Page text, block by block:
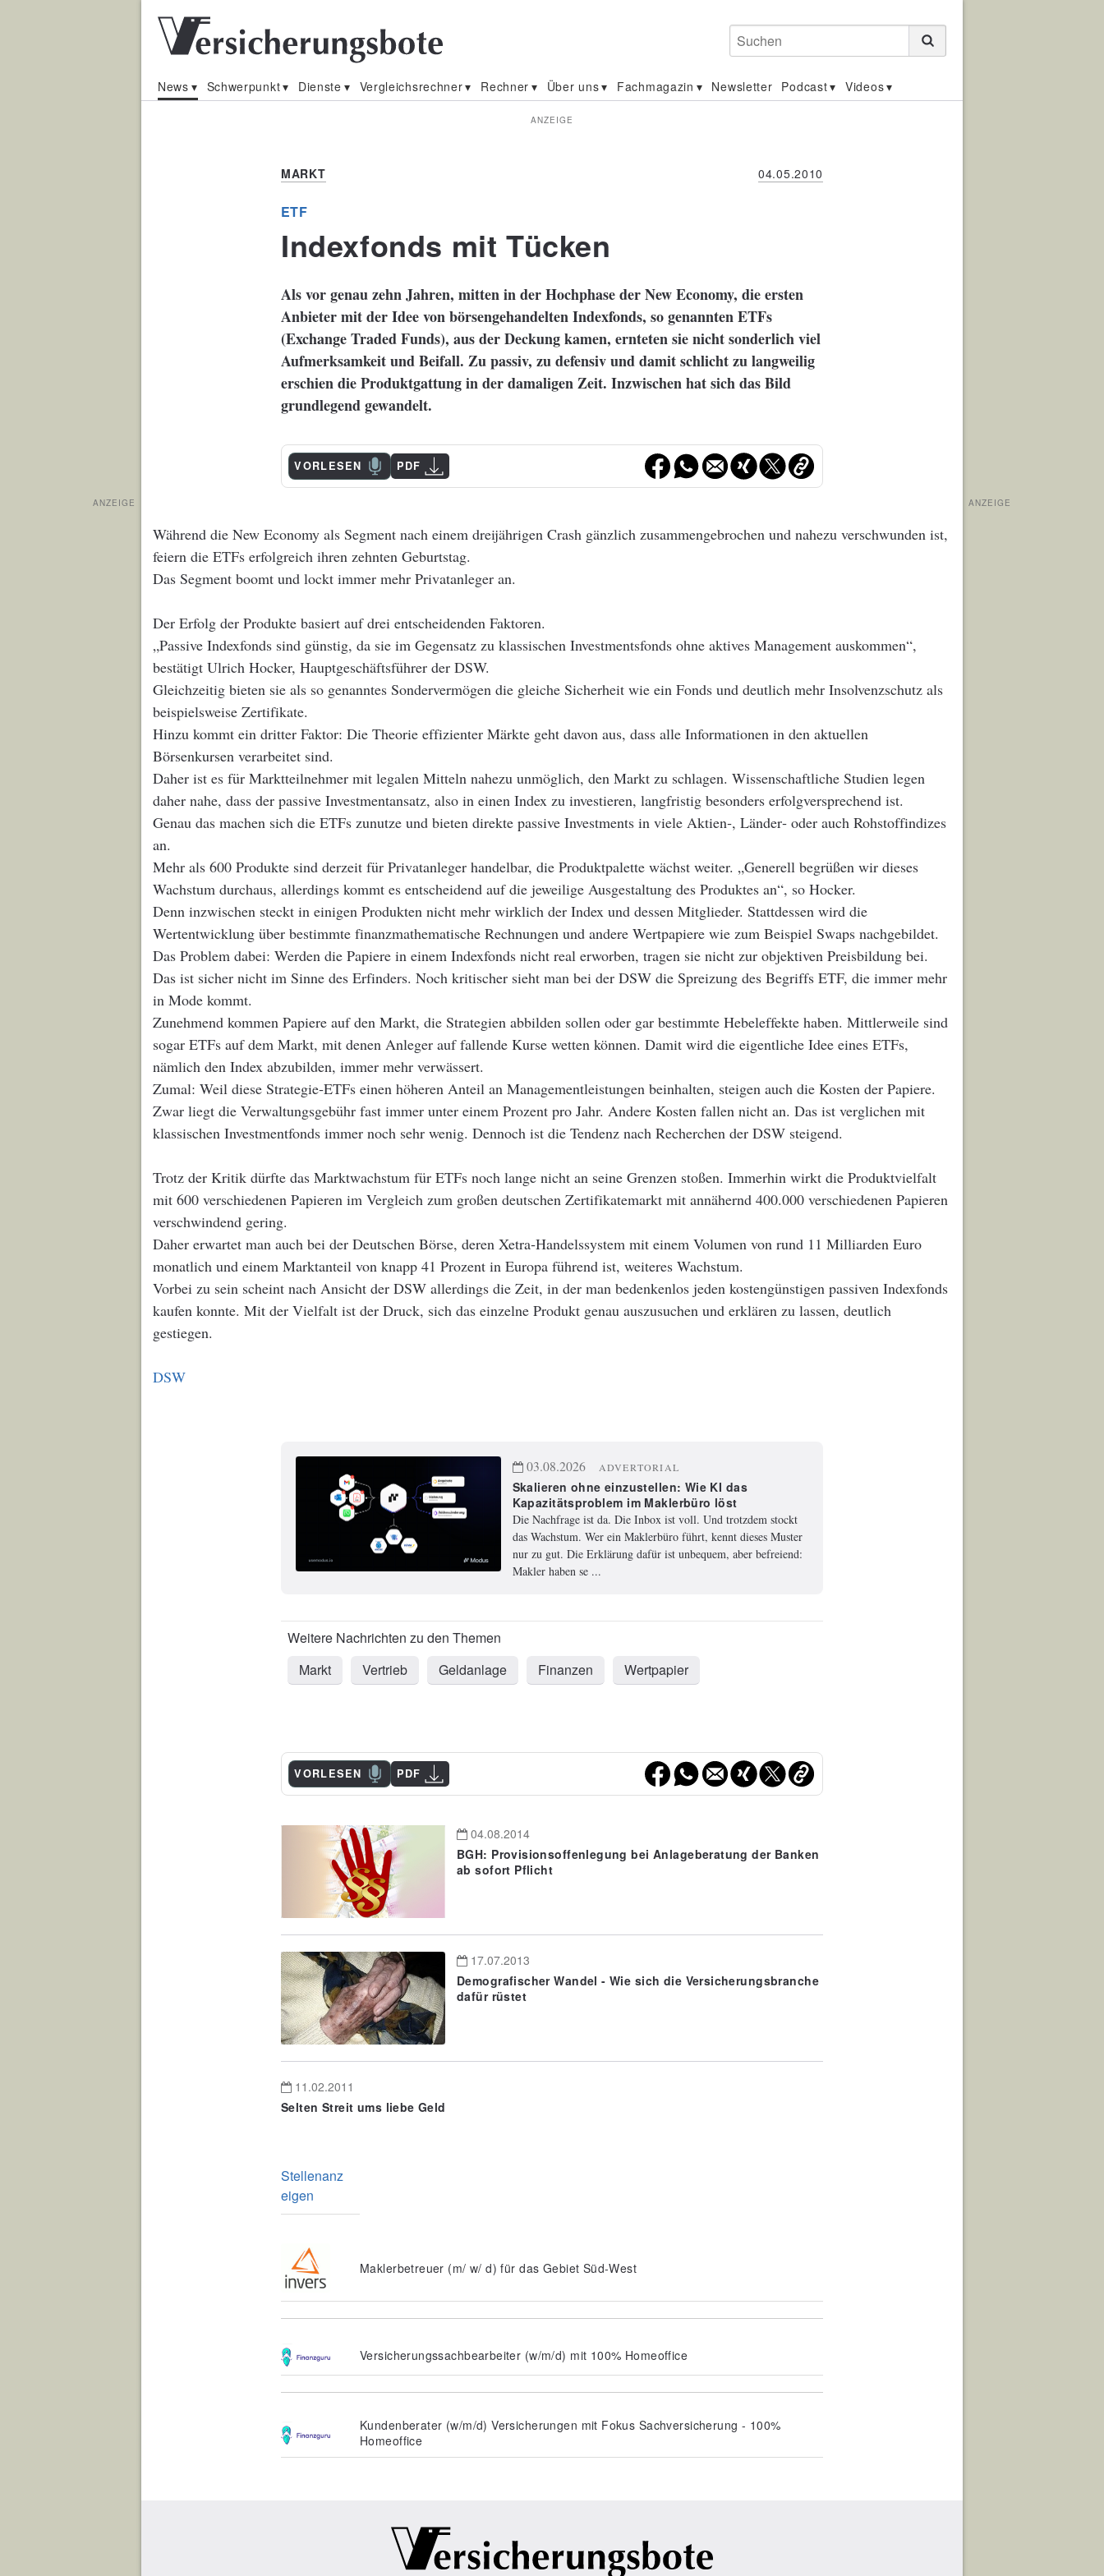
Suchen
News Schwerpunkt Dienste Vergleichsrechner Rechner Über uns Fachmagazin Newsletter Podcast Videos
ANZEIGE
MARKT 04.05.2010
ETF
Indexfonds mit Tücken
Als vor genau zehn Jahren, mitten in der Hochphase der New Economy, die ersten
Anbieter mit der Idee von börsengehandelten Indexfonds, so genannten ETFs
(Exchange Traded Funds), aus der Deckung kamen, ernteten sie nicht sonderlich viel
Aufmerksamkeit und Beifall. Zu passiv, zu defensiv und damit schlicht zu langweilig
erschien die Produktgattung in der damaligen Zeit. Inzwischen hat sich das Bild
grundlegend gewandelt.
VORLESEN PDF
Während die New Economy als Segment nach einem dreijährigen Crash gänzlich zusammengebrochen und nahezu verschwunden ist,
feiern die ETFs erfolgreich ihren zehnten Geburtstag.
Das Segment boomt und lockt immer mehr Privatanleger an.
Der Erfolg der Produkte basiert auf drei entscheidenden Faktoren.
„Passive Indexfonds sind günstig, da sie im Gegensatz zu klassischen Investmentsfonds ohne aktives Management auskommen“,
bestätigt Ulrich Hocker, Hauptgeschäftsführer der DSW.
Gleichzeitig bieten sie als so genanntes Sondervermögen die gleiche Sicherheit wie ein Fonds und deutlich mehr Insolvenzschutz als
beispielsweise Zertifikate.
Hinzu kommt ein dritter Faktor: Die Theorie effizienter Märkte geht davon aus, dass alle Informationen in den aktuellen
Börsenkursen verarbeitet sind.
Daher ist es für Marktteilnehmer mit legalen Mitteln nahezu unmöglich, den Markt zu schlagen. Wissenschaftliche Studien legen
daher nahe, dass der passive Investmentansatz, also in einen Index zu investieren, langfristig besonders erfolgversprechend ist.
Genau das machen sich die ETFs zunutze und bieten direkte passive Investments in viele Aktien‐, Länder‐ oder auch Rohstoffindizes
an.
Mehr als 600 Produkte sind derzeit für Privatanleger handelbar, die Produktpalette wächst weiter. „Generell begrüßen wir dieses
Wachstum durchaus, allerdings kommt es entscheidend auf die jeweilige Ausgestaltung des Produktes an“, so Hocker.
Denn inzwischen steckt in einigen Produkten nicht mehr wirklich der Index und dessen Mitglieder. Stattdessen wird die
Wertentwicklung über bestimmte finanzmathematische Rechnungen und andere Wertpapiere wie zum Beispiel Swaps nachgebildet.
Das Problem dabei: Werden die Papiere in einem Indexfonds nicht real erworben, tragen sie nicht zur objektiven Preisbildung bei.
Das ist sicher nicht im Sinne des Erfinders. Noch kritischer sieht man bei der DSW die Spreizung des Begriffs ETF, die immer mehr
in Mode kommt.
Zunehmend kommen Papiere auf den Markt, die Strategien abbilden sollen oder gar bestimmte Hebeleffekte haben. Mittlerweile sind
sogar ETFs auf dem Markt, mit denen Anleger auf fallende Kurse wetten können. Damit wird die eigentliche Idee eines ETFs,
nämlich den Index abzubilden, immer mehr verwässert.
Zumal: Weil diese Strategie‐ETFs einen höheren Anteil an Managementleistungen beinhalten, steigen auch die Kosten der Papiere.
Zwar liegt die Verwaltungsgebühr fast immer unter einem Prozent pro Jahr. Andere Kosten fallen nicht an. Das ist verglichen mit
klassischen Investmentfonds immer noch sehr wenig. Dennoch ist die Tendenz nach Recherchen der DSW steigend.
Trotz der Kritik dürfte das Marktwachstum für ETFs noch lange nicht an seine Grenzen stoßen. Immerhin wirkt die Produktvielfalt
mit 600 verschiedenen Papieren im Vergleich zum großen deutschen Zertifikatemarkt mit annähernd 400.000 verschiedenen Papieren
verschwindend gering.
Daher erwartet man auch bei der Deutschen Börse, deren Xetra‐Handelssystem mit einem Volumen von rund 11 Milliarden Euro
monatlich und einem Marktanteil von knapp 41 Prozent in Europa führend ist, weiteres Wachstum.
Vorbei zu sein scheint nach Ansicht der DSW allerdings die Zeit, in der man bedenkenlos jeden kostengünstigen passiven Indexfonds
kaufen konnte. Mit der Vielfalt ist der Druck, sich das einzelne Produkt genau auszusuchen und erklären zu lassen, deutlich
gestiegen.
DSW
03.08.2026 ADVERTORIAL
Skalieren ohne einzustellen: Wie KI das
Kapazitätsproblem im Maklerbüro löst
Die Nachfrage ist da. Die Inbox ist voll. Und trotzdem stockt
das Wachstum. Wer ein Maklerbüro führt, kennt dieses Muster
nur zu gut. Die Erklärung dafür ist unbequem, aber befreiend:
Makler haben se ...
Markt Vertrieb Geldanlage Finanzen Wertpapier
VORLESEN PDF
04.08.2014
BGH: Provisionsoffenlegung bei Anlageberatung der Banken
ab sofort Pflicht
17.07.2013
Demografischer Wandel - Wie sich die Versicherungsbranche
dafür rüstet
11.02.2011
Selten Streit ums liebe Geld
Stellenanz
eigen
Maklerbetreuer (m/ w/ d) für das Gebiet Süd-West
Versicherungssachbearbeiter (w/m/d) mit 100% Homeoffice
Kundenberater (w/m/d) Versicherungen mit Fokus Sachversicherung - 100%
Homeoffice
ANZEIGE ANZEIGE